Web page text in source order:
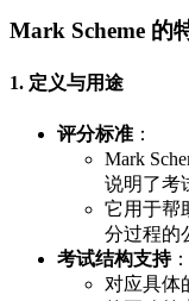
Mark Scheme 的
1. 定义与用途
评分标准 ：
Mark
说明了考
它用于帮
分过程的
考试结构支持：
对应具体